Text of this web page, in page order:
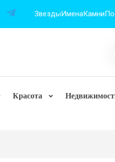
ЗвездыИменаКамни
Красота